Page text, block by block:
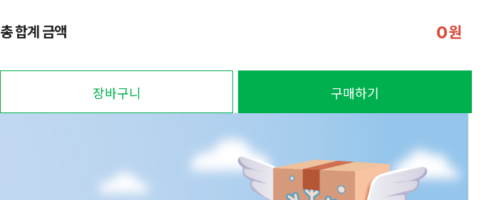
총 합계 금액 0원
장바구니 구매하기